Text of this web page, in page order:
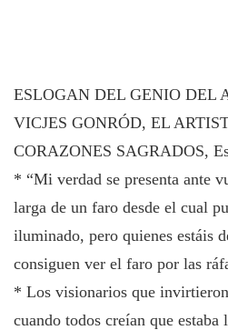
ESLOGAN DEL GENIO DEL
VICJES GONRÓD, EL
CORAZONES SAGRADOS,
* “Mi verdad se presenta ante
larga de un faro desde el cual
iluminado, pero quienes estáis
consiguen ver el faro por las
* Los visionarios que
cuando todos creían que